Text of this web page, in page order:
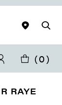
(0)
RAYE